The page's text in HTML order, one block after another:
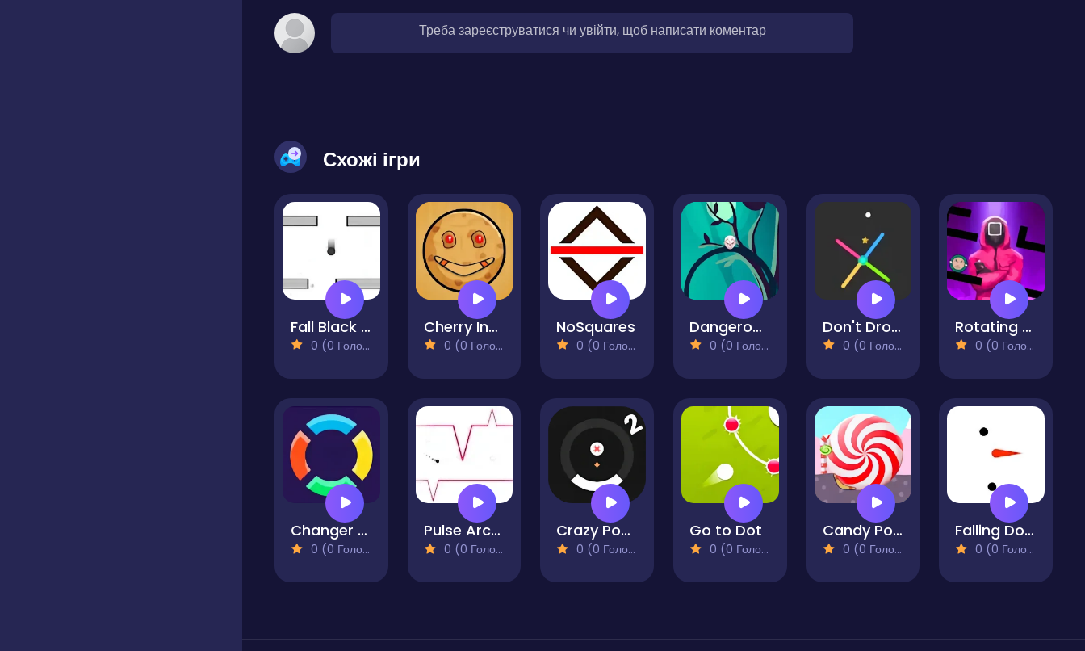
Треба зареєструватися чи увійти, щоб написати коментар
Схожі ігри
Fall Black Ball
0 (0 Голосів)
Cherry Inhere-Circle Pong King
0 (0 Голосів)
NoSquares
0 (0 Голосів)
Dangerous Circle Online
0 (0 Голосів)
Don't Drop Me
0 (0 Голосів)
Rotating Squid
0 (0 Голосів)
Changer Jam
0 (0 Голосів)
Pulse Arcade
0 (0 Голосів)
Crazy Pong 2
0 (0 Голосів)
Go to Dot
0 (0 Голосів)
Candy Pong
0 (0 Голосів)
Falling Dots
0 (0 Голосів)